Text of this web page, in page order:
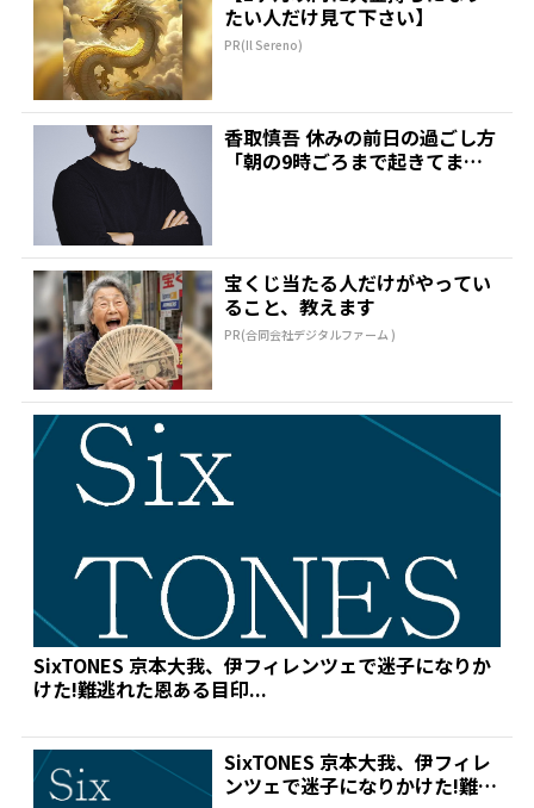
たい人だけ見て下さい】
PR(Il Sereno)
香取慎吾 休みの前日の過ごし方
「朝の9時ごろまで起きてま
宝くじ当たる人だけがやってい
ること、教えます
PR(合同会社デジタルファーム )
SixTONES 京本大我、伊フィレンツェで迷子になりか
けた!難逃れた恩ある目印...
SixTONES 京本大我、伊フィレ
ンツェで迷子になりかけた!難逃